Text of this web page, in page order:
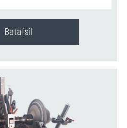
Batafsil